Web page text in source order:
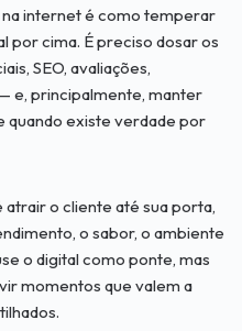
internet é como temperar
por cima. É preciso dosar os
SEO, avaliações,
e, principalmente, manter
quando existe verdade por
o cliente até sua porta,
o sabor, o ambiente
o digital como ponte, mas
momentos que valem a